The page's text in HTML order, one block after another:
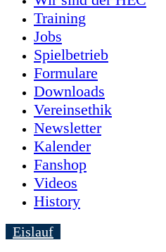
Training
Jobs
Spielbetrieb
Formulare
Downloads
Vereinsethik
Newsletter
Kalender
Fanshop
Videos
History
Eislauf